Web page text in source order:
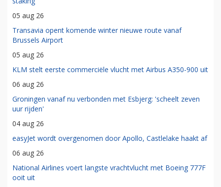
05 aug 26
Transavia opent komende winter nieuwe route vanaf
Brussels Airport
05 aug 26
KLM stelt eerste commerciële vlucht met Airbus A350-900 uit
06 aug 26
Groningen vanaf nu verbonden met Esbjerg: 'scheelt zeven
uur rijden'
04 aug 26
easyJet wordt overgenomen door Apollo, Castlelake haakt af
06 aug 26
National Airlines voert langste vrachtvlucht met Boeing 777F
ooit uit